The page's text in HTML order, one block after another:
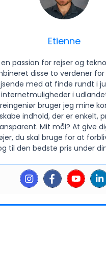
Etienne
passion for rejser og
disse to verdener
med at finde rundt i
internetmuligheder i
bruger jeg mine
indhold, der er enkelt,
Mit mål? At give
du skal bruge for at
til den bedste pris under